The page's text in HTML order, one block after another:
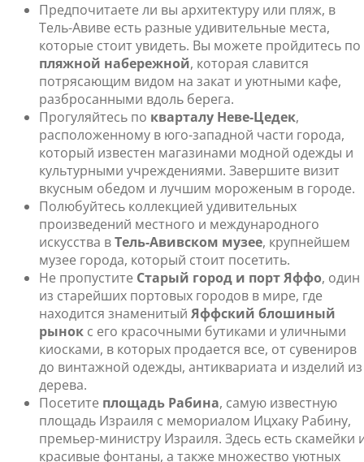
Предпочитаете ли вы архитектуру или пляж, в
Тель-Авиве есть разные удивительные места,
которые стоит увидеть. Вы можете пройдитесь по
пляжной набережной, которая славится
потрясающим видом на закат и уютными кафе,
разбросанными вдоль берега.
Прогуляйтесь по кварталу Неве-Цедек,
расположенному в юго-западной части города,
который известен магазинами модной одежды и
культурными учреждениями. Завершите визит
вкусным обедом и лучшим мороженым в городе.
Полюбуйтесь коллекцией удивительных
произведений местного и международного
искусства вТель-Авивском музее, крупнейшем
музее города, который стоит посетить.
Не пропустите Старый город и порт Яффо, один
из старейших портовых городов в мире, где
находится знаменитый Яффский блошиный
рынок с его красочными бутиками и уличными
киосками, в которых продается все, от сувениров
до винтажной одежды, антиквариата и изделий из
дерева.
Посетите площадь Рабина, самую известную
площадь Израиля с мемориалом Ицхаку Рабину,
премьер-министру Израиля. Здесь есть скамейки
красивые фонтаны, а также множество уютных